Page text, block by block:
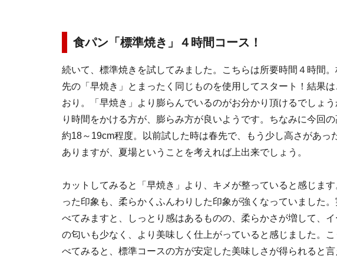
食パン「標準焼き」４時間コース！
続いて、標準焼きを試してみました。こちらは所要時間４時間。
先の「早焼き」とまったく同じものを使用してスタート！結果は
おり。「早焼き」より膨らんでいるのがお分かり頂けるでしょ
り時間をかける方が、膨らみ方が良いようです。ちなみに今回の
約18～19cm程度。以前試した時は春先で、もう少し高さがあっ
ありますが、夏場ということを考えれば上出来でしょう。
カットしてみると「早焼き」より、キメが整っていると感じま
った印象も、柔らかくふんわりした印象が強くなっていました
べてみますと、しっとり感はあるものの、柔らかさが増して、
の匂いも少なく、より美味しく仕上がっていると感じました。
べてみると、標準コースの方が安定した美味しさが得られると言